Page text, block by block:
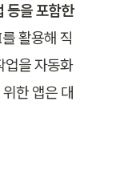
등을 포함한
활용해 직
업을 자동화
한 앱은 대